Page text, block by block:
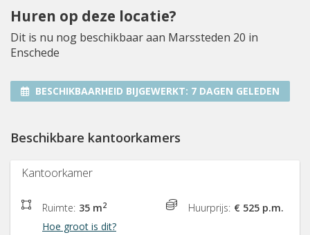
Huren op deze locatie?
Dit is nu nog beschikbaar aan Marssteden 20 in
Enschede
BESCHIKBAARHEID BIJGEWERKT: 7 DAGEN GELEDEN
Beschikbare kantoorkamers
Kantoorkamer
Ruimte: 35 m2
Hoe groot is dit?
Huurprijs: € 525 p.m.